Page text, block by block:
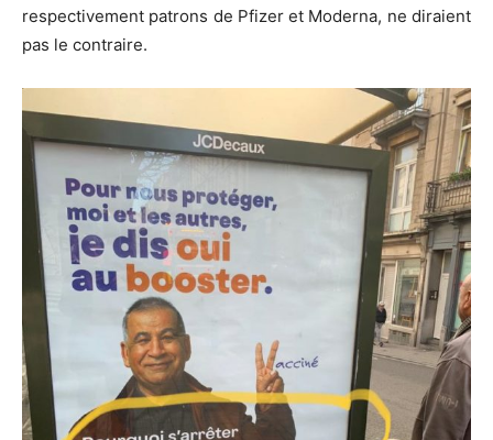
respectivement patrons de Pfizer et Moderna, ne diraient
pas le contraire.